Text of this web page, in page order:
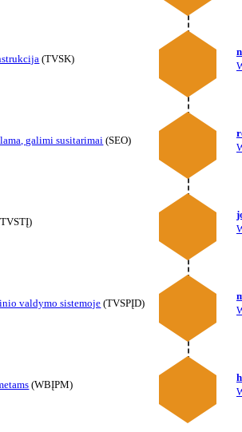
(TVSK)
galimi susitarimai (SEO)
valdymo sistemoje (TVSPĮD)
(WBĮPM)